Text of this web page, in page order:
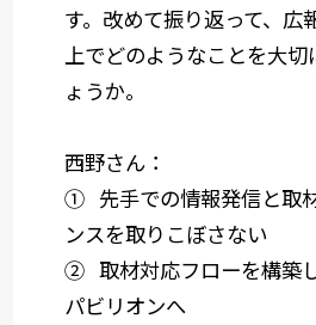
す。改めて振り返って、広
上でどのようなことを大切
ょうか。
西野さん：
① 先手での情報発信と取
ンスを取りこぼさない
② 取材対応フローを構築
パビリオンへ